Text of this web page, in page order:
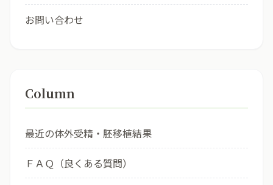
お問い合わせ
Column
最近の体外受精・胚移植結果
ＦＡＱ（良くある質問）